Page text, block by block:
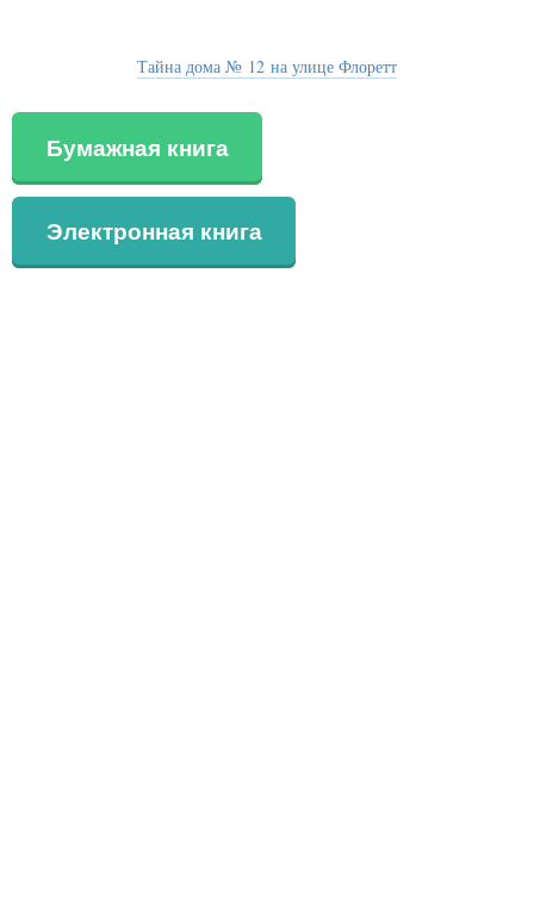
Тайна дома № 12 на улице Флоретт
Бумажная книга
Электронная книга